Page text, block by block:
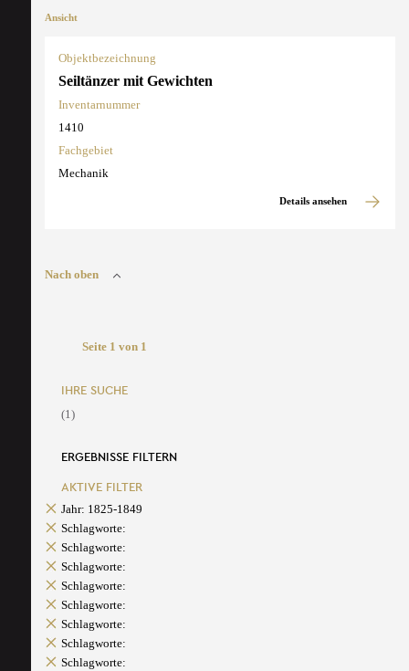
Ansicht
Objektbezeichnung
Seiltänzer mit Gewichten
Inventarnummer
1410
Fachgebiet
Mechanik
Details ansehen
Nach oben
Seite 1 von 1
IHRE SUCHE
(1)
ERGEBNISSE FILTERN
AKTIVE FILTER
Jahr: 1825-1849
Schlagworte:
Schlagworte:
Schlagworte:
Schlagworte:
Schlagworte:
Schlagworte:
Schlagworte:
Schlagworte: